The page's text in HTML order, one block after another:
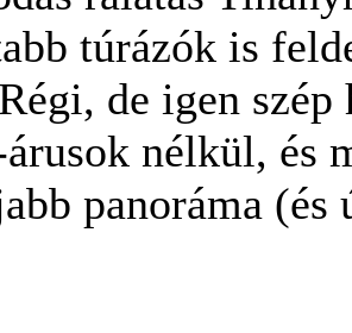
túrázók is
de igen
nélkül, és
panoráma